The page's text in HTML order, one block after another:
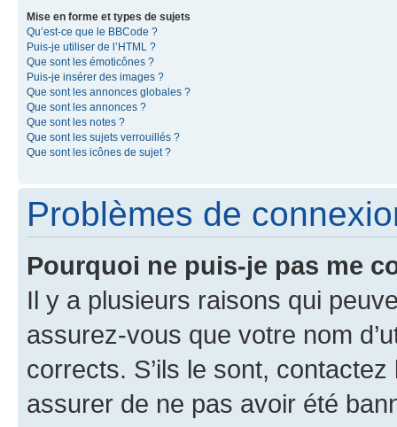
Mise en forme et types de sujets
Qu’est-ce que le BBCode ?
Puis-je utiliser de l’HTML ?
Que sont les émoticônes ?
Puis-je insérer des images ?
Que sont les annonces globales ?
Que sont les annonces ?
Que sont les notes ?
Que sont les sujets verrouillés ?
Que sont les icônes de sujet ?
Problèmes de
Pourquoi ne puis-je pas me
Il y a plusieurs raisons qui
assurez-vous que votre nom
corrects. S’ils le sont,
assurer de ne pas avoir été